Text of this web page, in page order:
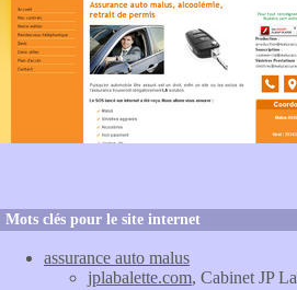
Mots clés pour le site internet
assurance auto malus
jplabalette.com, Cabinet JP